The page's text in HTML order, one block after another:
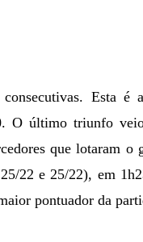
Esta é
O último triunfo
que lotaram o
22 e 25/22), em
pontuador da